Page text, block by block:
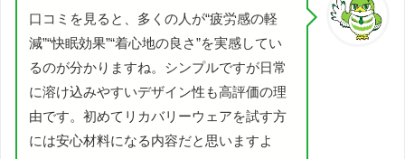
口コミを見ると、多くの人が“疲労感の軽
減”“快眠効果”“着心地の良さ”を実感してい
るのが分かりますね。シンプルですが日常
に溶け込みやすいデザイン性も高評価の理
由です。初めてリカバリーウェアを試す方
には安心材料になる内容だと思いますよ